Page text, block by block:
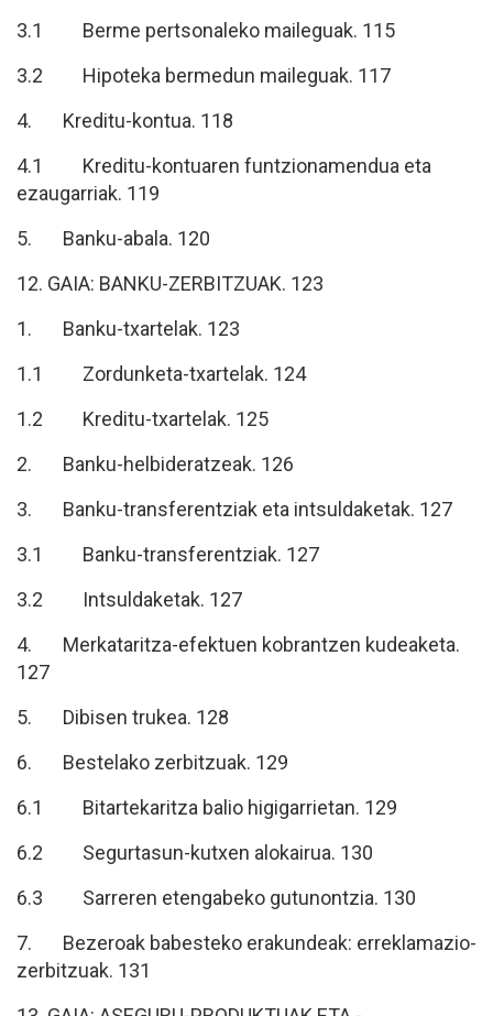
3.1 Berme pertsonaleko maileguak. 115
3.2 Hipoteka bermedun maileguak. 117
4. Kreditu-kontua. 118
4.1 Kreditu-kontuaren funtzionamendua eta
ezaugarriak. 119
5. Banku-abala. 120
12. GAIA: BANKU-ZERBITZUAK. 123
1. Banku-txartelak. 123
1.1 Zordunketa-txartelak. 124
1.2 Kreditu-txartelak. 125
2. Banku-helbideratzeak. 126
3. Banku-transferentziak eta intsuldaketak. 127
3.1 Banku-transferentziak. 127
3.2 Intsuldaketak. 127
4. Merkataritza-efektuen kobrantzen kudeaketa.
127
5. Dibisen trukea. 128
6. Bestelako zerbitzuak. 129
6.1 Bitartekaritza balio higigarrietan. 129
6.2 Segurtasun-kutxen alokairua. 130
6.3 Sarreren etengabeko gutunontzia. 130
7. Bezeroak babesteko erakundeak: erreklamazio-
zerbitzuak. 131